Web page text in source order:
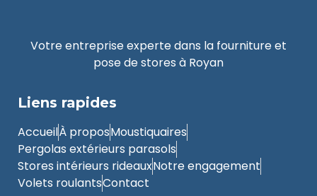
Votre entreprise experte dans la fourniture et
pose de stores à Royan
Liens rapides
AccueilÀ proposMoustiquaires
Pergolas extérieurs parasols
Stores intérieurs rideauxNotre engagement
Volets roulantsContact